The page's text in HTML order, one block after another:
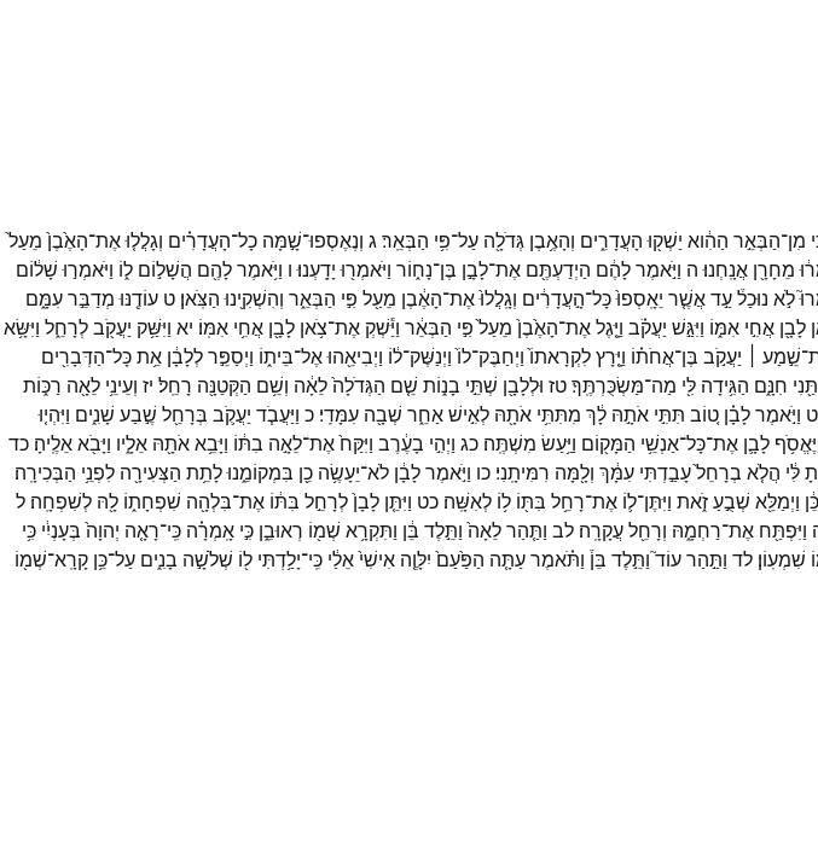
מִן־הַבְּאֵ֣ר הַהִ֔וא יַשְׁק֖וּ הָעֲדָרִ֑ים וְהָאֶ֥בֶן גְּדֹלָ֖ה עַל־פִּ֥י הַבְּאֵֽר׃ג וְנֶאֶסְפוּ־שָׁ֣מָּה כָל־הָעֲדָרִ֗ים וְגָלֲל֤וּאֶת־הָאֶ֙בֶן֙ מֵעַל֙
מֵחָרָ֖ן אֲנָֽחְנוּ׃ ה וַיֹּ֣אמֶרלָהֶ֔ם הַיְדַעְתֶּ֖ם אֶת־לָבָ֣ן בֶּן־נָח֑וֹר וַיֹּאמְר֖וּ יָדָֽעְנוּ׃ ו וַיֹּ֥אמֶרלָהֶ֖ם הֲשָׁל֣וֹם ל֑וֹ וַיֹּאמְר֣וּ שָׁל֔וֹם
לֹ֣א נוּכַל֒עַ֣דאֲשֶׁ֤ר יֵאָֽסְפוּ֙כָּל־הָ֣עֲדָרִ֔ים וְגָֽלֲלוּ֙אֶת־הָאֶ֔בֶן מֵעַ֖ל פִּ֣י הַבְּאֵ֑ר וְהִשְׁקִ֖ינוּ הַצֹּֽאן׃ ט עוֹדֶ֖נּוּ מְדַבֵּ֣רעִמָּ֑ם
לָבָ֖ן אֲחִ֣י אִמּ֑וֹ וַיִּגַּ֣שׁ יַעֲקֹ֗ב וַיָּ֤גֶלאֶת־הָאֶ֙בֶן֙ מֵעַל֙ פִּ֣י הַבְּאֵ֔ר וַיַּ֕שְׁקְ אֶת־צֹ֥אן לָבָ֖ן אֲחִ֥י אִמּֽוֹ׃ יא וַיִּשַּׁ֥ק יַעֲקֹ֖בלְרָחֵ֑ל וַיִּשָּׂ֥א
שֵׁ֣מַע ׀ יַעֲקֹ֣ב בֶּן־אֲחֹת֗וֹ וַיָּ֤רָץלִקְרָאתוֹ֙ וַיְחַבֶּק־לוֹ֙ וַיְנַשֶּׁק־ל֔וֹ וַיְבִיאֵ֖הוּאֶל־בֵּית֑וֹ וַיְסַפֵּ֣רלְלָבָ֔ן אֵ֥תכָּל־הַדְּבָרִ֖ים
חִנָּ֑ם הַגִּ֥ידָה לִּ֖י מַה־מַּשְׂכֻּרְתֶּֽךָ׃טז וּלְלָבָ֖ן שְׁתֵּ֣י בָנ֑וֹת שֵׁ֤ם הַגְּדֹלָה֙לֵאָ֔ה וְשֵׁ֥ם הַקְּטַנָּ֖ה רָחֵֽל׃ יז וְעֵינֵ֥י לֵאָ֖ה רַכּ֑וֹת
וַיֹּ֣אמֶרלָבָ֗ן ט֚וֹב תִּתִּ֣י אֹתָ֣הּ לָ֔ךְ מִתִּתִּ֥י אֹתָ֖הּ לְאִ֣ישׁאַחֵ֑ר שְׁבָ֖ה עִמָּדִֽי׃ כ וַיַּעֲבֹ֧ד יַעֲקֹ֛ב בְּרָחֵ֖ל שֶׁ֣בַע שָׁנִ֑ים וַיִּהְי֤וּ
לָבָ֛ן אֶת־כָּל־אַנְשֵׁ֥י הַמָּק֖וֹם וַיַּ֥עַשׂ מִשְׁתֶּֽה׃ כג וַיְהִ֣י בָעֶ֔רֶב וַיִּקַּח֙אֶת־לֵאָ֣ה בִתּ֔וֹ וַיָּבֵ֥אאֹתָ֖הּ אֵלָ֑יו וַיָּבֹ֖אאֵלֶֽיהָ׃ כד
לִּ֔י הֲלֹ֤א בְרָחֵל֙עָבַ֣דְתִּי עִמָּ֔ךְ וְלָ֖מָּה רִמִּיתָֽנִי׃ כו וַיֹּ֣אמֶרלָבָ֔ן לֹא־יֵעָשֶׂ֥ה כֵ֖ן בִּמְקוֹמֵ֑נוּלָתֵ֥ת הַצְּעִירָ֖ה לִפְנֵ֥י הַבְּכִירָֽה׃
כֵּ֔ן וַיְמַלֵּ֖א שְׁבֻ֣עַזֹ֑את וַיִּתֶּן־ל֛וֹ אֶת־רָחֵ֥ל בִּתּ֖וֹ ל֥וֹ לְאִשָּֽׁה׃ כט וַיִּתֵּ֤ן לָבָן֙לְרָחֵ֣ל בִּתּ֔וֹ אֶת־בִּלְהָ֖ה שִׁפְחָת֑וֹ לָ֖הּ לְשִׁפְחָֽה׃ ל
וַיִּפְתַּ֖ח אֶת־רַחְמָ֑הּ וְרָחֵ֖לעֲקָרָֽה׃ לב וַתַּ֤הַרלֵאָה֙ וַתֵּ֣לֶד בֵּ֔ן וַתִּקְרָ֥א שְׁמ֖וֹ רְאוּבֵ֑ן כִּ֣י אָֽמְרָ֗ה כִּֽי־רָאָ֤ה יְהוָה֙ בְּעָנְיִ֔י כִּ֥י
שִׁמְעֽוֹן׃ לד וַתַּ֣הַרעוֹד֮ וַתֵּ֣לֶד בֵּן֒ וַתֹּ֗אמֶרעַתָּ֤ה הַפַּ֙עַם֙ יִלָּוֶ֤ה אִישִׁי֙אֵלַ֔י כִּֽי־יָלַ֥דְתִּי ל֖וֹ שְׁלֹשָׁ֣ה בָנִ֑ים עַל־כֵּ֥ן קָרָֽא־שְׁמ֖וֹ